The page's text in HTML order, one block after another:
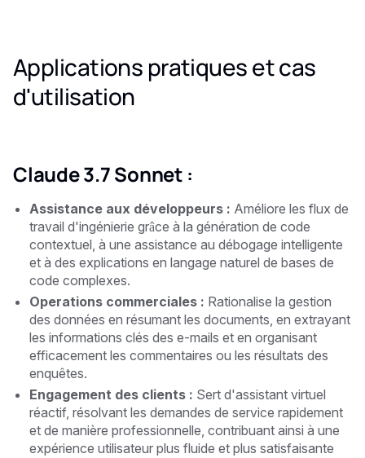
Applications pratiques et cas
d'utilisation
Claude 3.7 Sonnet :
Assistance aux développeurs : Améliore les flux de
travail d'ingénierie grâce à la génération de code
contextuel, à une assistance au débogage intelligente
et à des explications en langage naturel de bases de
code complexes.
Operations commerciales : Rationalise la gestion
des données en résumant les documents, en extrayant
les informations clés des e-mails et en organisant
efficacement les commentaires ou les résultats des
enquêtes.
Engagement des clients : Sert d'assistant virtuel
réactif, résolvant les demandes de service rapidement
et de manière professionnelle, contribuant ainsi à une
expérience utilisateur plus fluide et plus satisfaisante